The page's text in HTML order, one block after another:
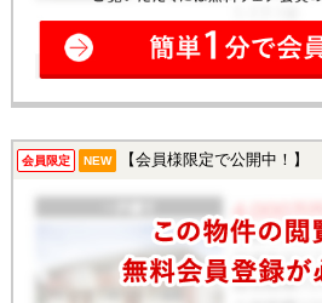
会員限定 NEW 【会員様限定で公開中！】